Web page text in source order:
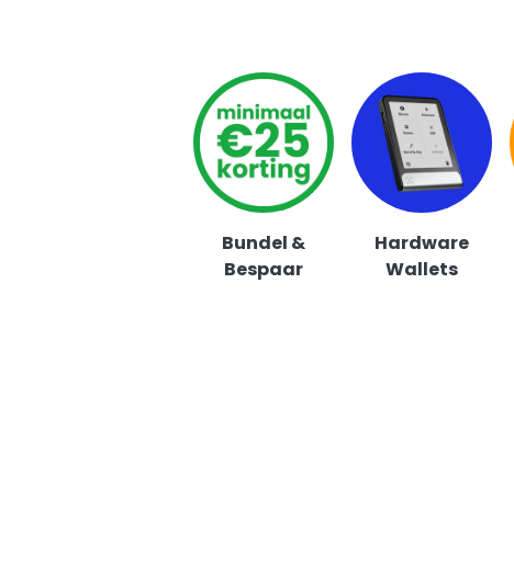
Bundel &
Bespaar
Hardware
Wallets